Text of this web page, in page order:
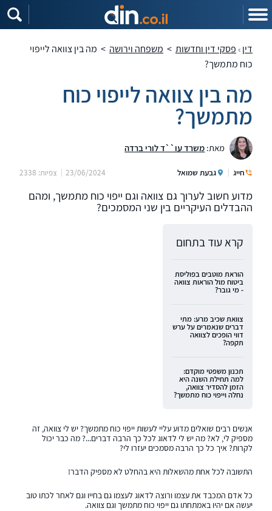
דין פסקי דין וחדשות > משפחה וירושה > מה בין צוואה לייפוי
כוח מתמשך?
מה בין צוואה לייפוי כוח
מתמשך?
מאת: משרד עו``ד לורי ברדה
חייג גבעת שמואל 23/06/2024 צפיות: 2338
מדוע חשוב לערוך גם צוואה וגם ייפוי כוח מתמשך, ומהם
ההבדלים העיקריים בין שני המסמכים?
קרא עוד בתחום
הוראת מוטבים בפוליסת
ביטוח מול הוראות צוואה
- מי גובר?
צוואת שכיב מרע: מתי
דברים שנאמרים על ערש
דווי הופכים לצוואה
תקפה?
תכנון משפטי מוקדם:
למה תחילת השנה היא
הזמן להסדיר צוואה,
נחלה וייפוי כוח מתמשך?
אנשים רבים שואלים מדוע עליי לעשות ייפוי כוח מתמשך? יש לי צוואה, זה
מספיק לי, לא? מה יש לי לדאוג לכל כך הרבה דברים...? מה כבר יכול
לקרות? איך כל כך הרבה מסמכים יעזרו לי?
התשובה לכל אחת מהשאלות היא בהחלט לא מספיק הדבר!
כל אדם המכבד את עצמו ורוצה לדאוג לעצמו גם בחייו וגם לאחר לכתו טוב
יעשה אם יהיו באמתחתו גם ייפוי כוח מתמשך וגם צוואה.